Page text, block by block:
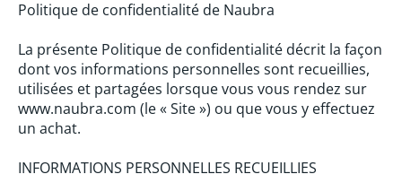
Politique de confidentialité de Naubra
La présente Politique de confidentialité décrit la façon
dont vos informations personnelles sont recueillies,
utilisées et partagées lorsque vous vous rendez sur
www.naubra.com (le « Site ») ou que vous y effectuez
un achat.
INFORMATIONS PERSONNELLES RECUEILLIES